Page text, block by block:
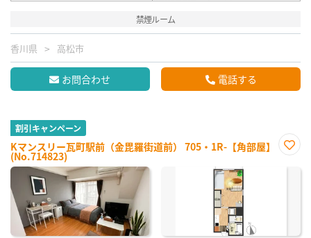
禁煙ルーム
香川県 高松市
お問合わせ 電話する
割引キャンペーン
Kマンスリー瓦町駅前（金毘羅街道前） 705・1R-【角部屋】
(No.714823)
に入